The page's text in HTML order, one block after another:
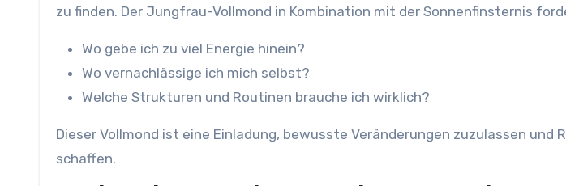
zu finden. Der Jungfrau-Vollmond in Kombination mit der Sonnenfinsternis
Wo gebe ich zu viel Energie hinein?
Wo vernachlässige ich mich selbst?
Welche Strukturen und Routinen brauche ich wirklich?
Dieser Vollmond ist eine Einladung, bewusste Veränderungen zuzulassen und
schaffen.